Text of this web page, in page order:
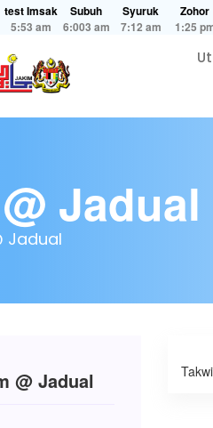
test Imsak
5:53 am
Subuh
6:003 am
Syuruk
7:12 am
Zohor
1:25
Jadual
Jadual
@ Jadual